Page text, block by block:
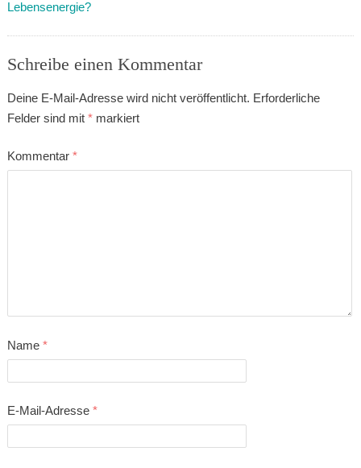
Lebensenergie?
Schreibe einen Kommentar
Deine E-Mail-Adresse wird nicht veröffentlicht. Erforderliche
Felder sind mit *markiert
Kommentar *
Name *
E-Mail-Adresse *